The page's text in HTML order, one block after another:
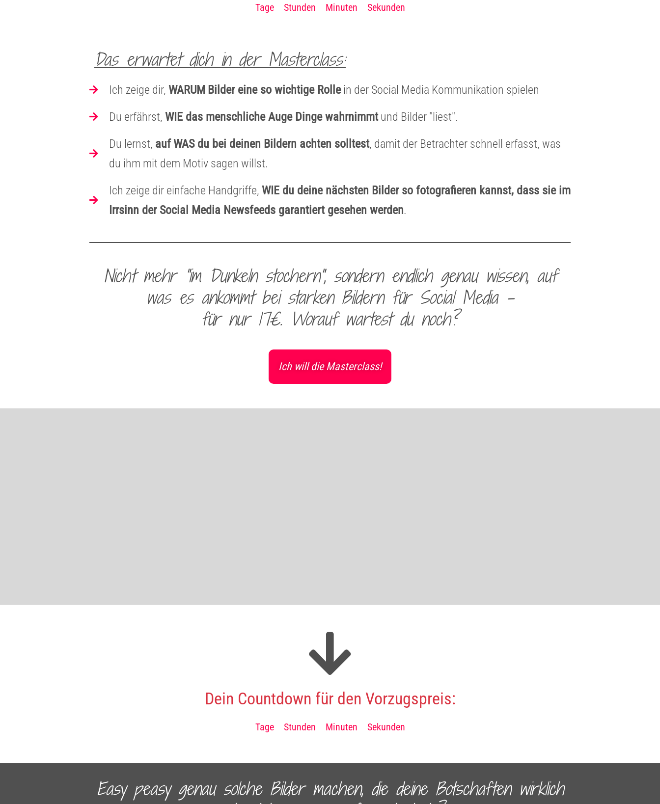
Tage Stunden Minuten Sekunden
Das erwartet dich in der Masterclass:
Ich zeige dir, WARUM Bilder eine so wichtige Rollein der Social Media Kommunikation spielen
Du erfährst, WIE das menschliche Auge Dingewahrnimmtund Bilder "liest".
Du lernst, aufWAS du bei deinen Bildern achten solltest, damit der Betrachter schnell erfasst, was
du ihm mit dem Motiv sagen willst.
Ich zeige dir einfache Handgriffe, WIE du deine nächsten Bilder so fotografieren kannst, dass sie im
Irrsinn der Social Media Newsfeeds garantiert gesehen werden.
Nicht mehr "im Dunkeln stochern", sondern endlich genau wissen, auf
was es ankommt bei starken Bildern für Social Media –
für nur 17€. Worauf wartest du noch?
Ich will die Masterclass!
Dein Countdown für den Vorzugspreis:​
Tage Stunden Minuten Sekunden
Easy peasy genau solche Bilder machen, die deine Botschaften wirklich